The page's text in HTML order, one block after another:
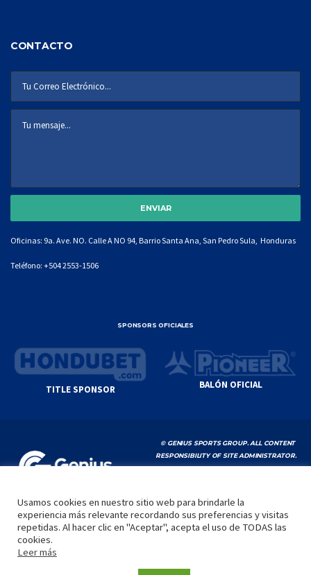
CONTACTO
Oficinas: 9a. Ave. NO. Calle A NO 94, Barrio Santa Ana, San Pedro Sula, Honduras
Teléfono: +504 2553-1506
SPONSORS OFICIALES
TITLE SPONSOR BALÓN OFICIAL
© GENIUS SPORTS GROUP. ALL CONTENT
RESPONSIBILITY OF SITE ADMINISTRATOR.
YOUTUBE TERMS OF SERVICE|GOOGLE
INICIO LA LIGA VIDEOS MEDIA CONTACTO
Usamos cookies en nuestro sitio web para brindarle la
experiencia más relevante recordando sus preferencias y visitas
repetidas. Al hacer clic en "Aceptar", acepta el uso de TODAS las
cookies.
Leer más